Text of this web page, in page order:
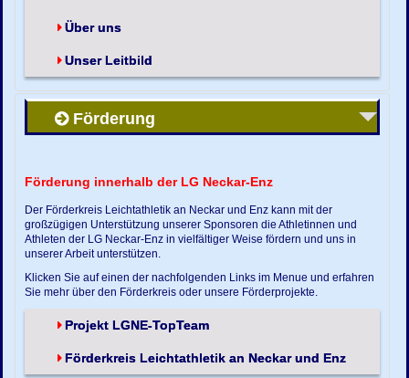
Über uns
Unser Leitbild
Förderung
Förderung innerhalb der LG Neckar-Enz
Der Förderkreis Leichtathletik an Neckar und Enz kann mit der
großzügigen Unterstützung unserer Sponsoren die Athletinnen und
Athleten der LG Neckar-Enz in vielfältiger Weise fördern und uns in
unserer Arbeit unterstützen.
Klicken Sie auf einen der nachfolgenden Links im Menue und erfahren
Sie mehr über den Förderkreis oder unsere Förderprojekte.
Projekt LGNE-TopTeam
Förderkreis Leichtathletik an Neckar und Enz